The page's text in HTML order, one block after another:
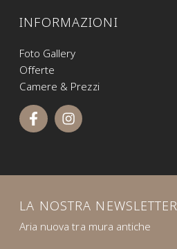
INFORMAZIONI
Foto Gallery
Offerte
Camere & Prezzi
LA NOSTRA NEWSLETTER
Aria nuova tra mura antiche